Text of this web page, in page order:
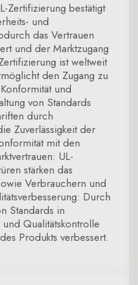
Zertifizierung bestätigt
und
das Vertrauen
und der Marktzugang
ist weltweit
den Zugang zu
und
von Standards
durch
Zuverlässigkeit der
mit den
UL-
stärken das
Verbrauchern und
Durch
Standards in
Qualitätskontrolle
Produkts verbessert.